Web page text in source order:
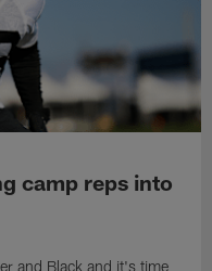
camp reps into
and Black and it's time